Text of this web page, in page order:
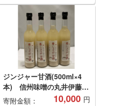
ジンジャー甘酒(500ml×4
本) 信州味噌の丸井伊藤商
店【1576486】
寄附金額： 10,000 円